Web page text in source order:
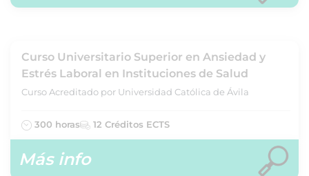
Curso Universitario Superior en Ansiedad y
Estrés Laboral en Instituciones de Salud
Curso Acreditado por Universidad Católica de Ávila
300 horas 12 Créditos ECTS
Más info